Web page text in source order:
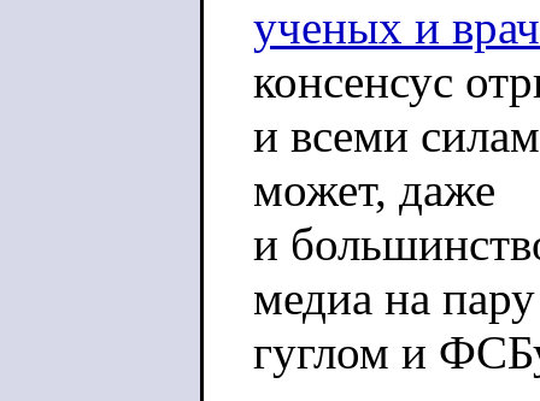
ученых и
консенсус
и всеми
может, даже
и
медиа на
гуглом и